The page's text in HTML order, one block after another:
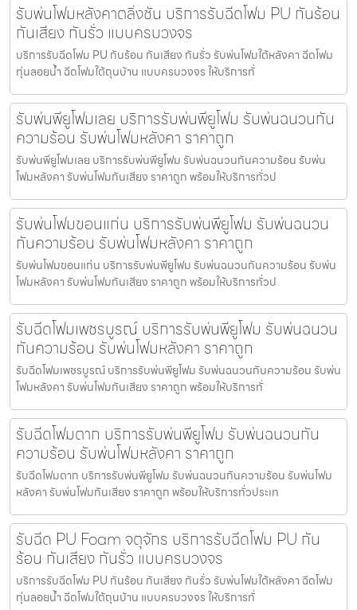
รับพ่นโฟมหลังคาตลิ่งชัน บริการรับฉีดโฟม PU กันร้อน
กันเสียง กันรั่ว แบบครบวงจร
บริการรับฉีดโฟม PU กันร้อน กันเสียง กันรั่ว รับพ่นโฟมใต้หลังคา ฉีดโฟม
ทุ่นลอยน้ำ ฉีดโฟมใต้ถุนบ้าน แบบครบวงจร ให้บริการทั่
รับพ่นพียูโฟมเลย บริการรับพ่นพียูโฟม รับพ่นฉนวนกัน
ความร้อน รับพ่นโฟมหลังคา ราคาถูก
รับพ่นพียูโฟมเลย บริการรับพ่นพียูโฟม รับพ่นฉนวนกันความร้อน รับพ่น
โฟมหลังคา รับพ่นโฟมกันเสียง ราคาถูก พร้อมให้บริการทั่วป
รับพ่นโฟมขอนแก่น บริการรับพ่นพียูโฟม รับพ่นฉนวน
กันความร้อน รับพ่นโฟมหลังคา ราคาถูก
รับพ่นโฟมขอนแก่น บริการรับพ่นพียูโฟม รับพ่นฉนวนกันความร้อน รับพ่น
โฟมหลังคา รับพ่นโฟมกันเสียง ราคาถูก พร้อมให้บริการทั่วป
รับฉีดโฟมเพชรบูรณ์ บริการรับพ่นพียูโฟม รับพ่นฉนวน
กันความร้อน รับพ่นโฟมหลังคา ราคาถูก
รับฉีดโฟมเพชรบูรณ์ บริการรับพ่นพียูโฟม รับพ่นฉนวนกันความร้อน รับพ่น
โฟมหลังคา รับพ่นโฟมกันเสียง ราคาถูก พร้อมให้บริการทั่
รับฉีดโฟมตาก บริการรับพ่นพียูโฟม รับพ่นฉนวนกัน
ความร้อน รับพ่นโฟมหลังคา ราคาถูก
รับฉีดโฟมตาก บริการรับพ่นพียูโฟม รับพ่นฉนวนกันความร้อน รับพ่นโฟม
หลังคา รับพ่นโฟมกันเสียง ราคาถูก พร้อมให้บริการทั่วประเท
รับฉีด PU Foam จตุจักร บริการรับฉีดโฟม PU กัน
ร้อน กันเสียง กันรั่ว แบบครบวงจร
บริการรับฉีดโฟม PU กันร้อน กันเสียง กันรั่ว รับพ่นโฟมใต้หลังคา ฉีดโฟม
ทุ่นลอยน้ำ ฉีดโฟมใต้ถุนบ้าน แบบครบวงจร ให้บริการทั่